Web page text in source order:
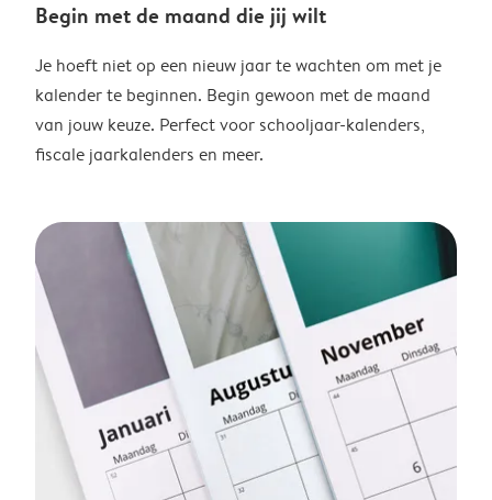
Begin met de maand die jij wilt
Je hoeft niet op een nieuw jaar te wachten om met je
kalender te beginnen. Begin gewoon met de maand
van jouw keuze. Perfect voor schooljaar-kalenders,
fiscale jaarkalenders en meer.